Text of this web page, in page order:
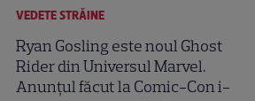
VEDETE STRĂINE
Ryan Gosling este noul Ghost
Rider din Universul Marvel.
Anunțul făcut la Comic-Con i-